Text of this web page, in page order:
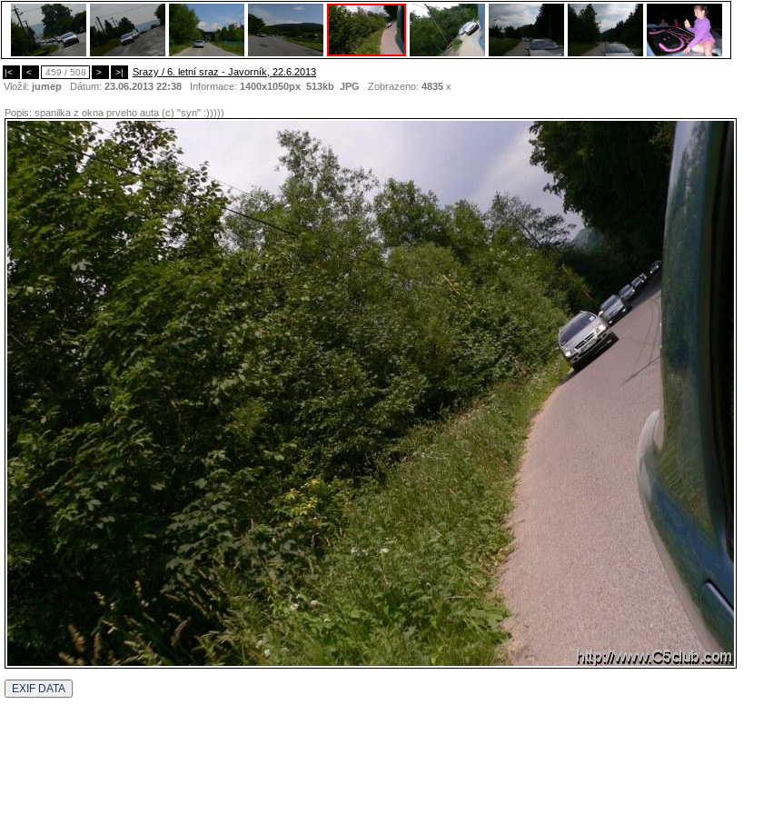
|< < 459 / 508 > >|
Srazy / 6. letní sraz - Javorník, 22.6.2013
Vložil: jumep Dátum: 23.06.2013 22:38 Informace: 1400x1050px 513kb JPG Zobrazeno: 4835 x
Popis: spanilka z okna prveho auta (c) "syn" :)))))